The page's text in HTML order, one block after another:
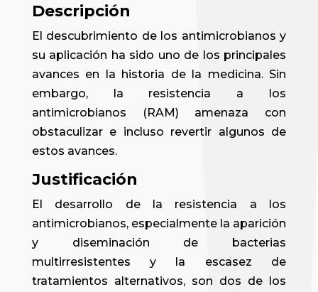
Descripción
El descubrimiento de los antimicrobianos y
su aplicación ha sido uno de los principales
avances en la historia de la medicina. Sin
embargo, la resistencia a los
antimicrobianos (RAM) amenaza con
obstaculizar e incluso revertir algunos de
estos avances.
Justificación
El desarrollo de la resistencia a los
antimicrobianos, especialmente la aparición
y diseminación de bacterias
multirresistentes y la escasez de
tratamientos alternativos, son dos de los